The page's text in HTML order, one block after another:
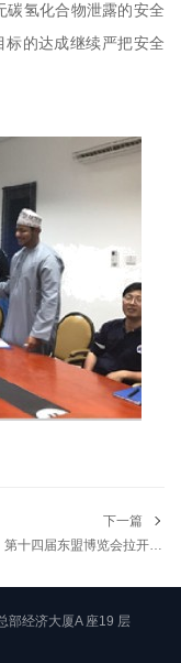
碳氢化合物泄露的安全
的达成继续严把安全
下一篇
第十四届东盟博览会拉开华丽巨幕 海默科技携多相流量计助力甘肃馆
部经济大厦A 座19 层